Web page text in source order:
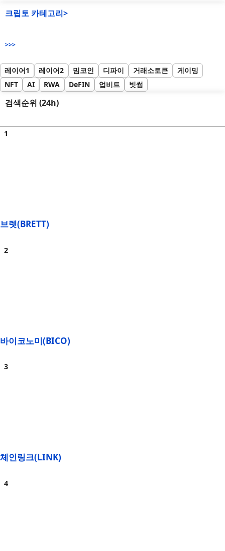
크립토 카테고리>
>>>
레이어1 레이어2 밈코인 디파이 거래소토큰
게이밍
NFT
AI RWA DeFIN 업비트 빗썸
검색순위 (24h)
브렛(BRETT)
바이코노미(BICO)
체인링크(LINK)